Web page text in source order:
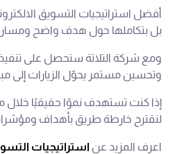
أفضل استراتيجيات التسويق
بل بتكاملها حول هدف واضح
ومع شركة التلاتة ستحصل على تنفيذ
وتحسين مستمر يحوّل الزيارات إلى
إذا كنت تستهدف نموًا حقيقيًا خلال
لنقترح خارطة طريق بأهداف
اعرف المزيد عن استراتيجيات